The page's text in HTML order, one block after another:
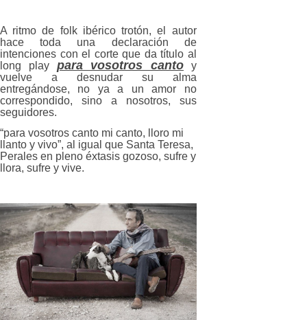
A ritmo de folk ibérico trotón, el autor
hace toda una declaración de
intenciones con el corte que da título al
long play para vosotros canto y
vuelve a desnudar su alma
entregándose, no ya a un amor no
correspondido, sino a nosotros, sus
seguidores.
“para vosotros canto mi canto, lloro mi
llanto y vivo”, al igual que Santa Teresa,
Perales en pleno éxtasis gozoso, sufre y
llora, sufre y vive.